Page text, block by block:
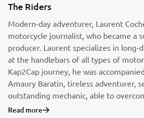
The Riders
Modern-day adventurer, Laurent
motorcycle journalist, who became a
producer. Laurent specializes in long-
at the handlebars of all types of
Kap2Cap journey, he was
Amaury Baratin, tireless adventurer,
outstanding mechanic, able to
Read more